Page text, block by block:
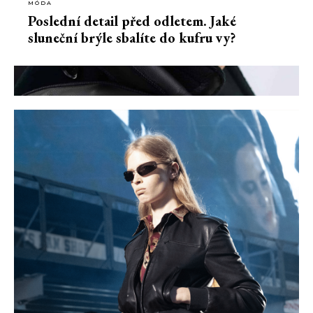
MÓDA
Poslední detail před odletem. Jaké
sluneční brýle sbalíte do kufru vy?